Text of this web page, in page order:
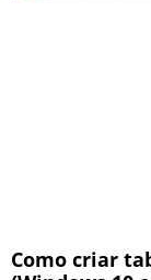
Como criar